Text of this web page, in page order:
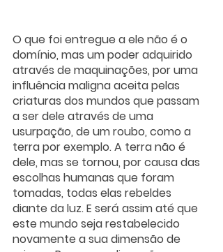
O que foi entregue a ele não é o
domínio, mas um poder adquirido
através de maquinações, por uma
influência maligna aceita pelas
criaturas dos mundos que passam
a ser dele através de uma
usurpação, de um roubo, como a
terra por exemplo. A terra não é
dele, mas se tornou, por causa das
escolhas humanas que foram
tomadas, todas elas rebeldes
diante da luz. E será assim até que
este mundo seja restabelecido
novamente a sua dimensão de